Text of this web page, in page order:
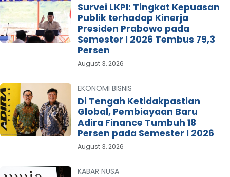
Survei LKPI: Tingkat Kepuasan
Publik terhadap Kinerja
Presiden Prabowo pada
Semester I 2026 Tembus 79,3
Persen
August 3, 2026
EKONOMI BISNIS
Di Tengah Ketidakpastian
Global, Pembiayaan Baru
Adira Finance Tumbuh 18
Persen pada Semester I 2026
August 3, 2026
KABAR NUSA